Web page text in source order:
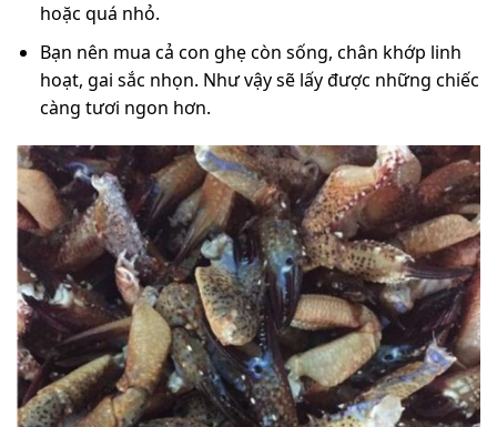
hoặc quá nhỏ.
Bạn nên mua cả con ghẹ còn sống, chân khớp linh
hoạt, gai sắc nhọn. Như vậy sẽ lấy được những chiếc
càng tươi ngon hơn.